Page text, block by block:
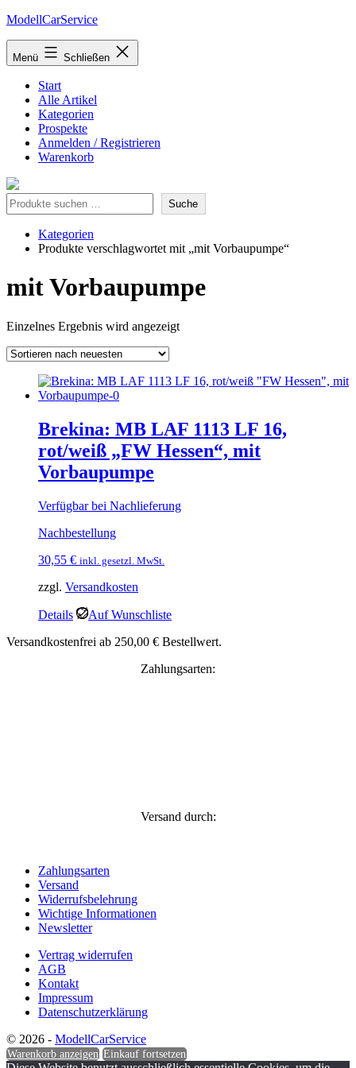
Zum
springen
ModellCarService
Menü Schließen
Start
Alle Artikel
Kategorien
Prospekte
Anmelden / Registrieren
Warenkorb
Suche Suche
Kategorien
Produkte verschlagwortet mit „mit Vorbaupumpe“
mit Vorbaupumpe
Einzelnes Ergebnis wird angezeigt
Brekina: MB LAF 1113 LF 16,
rot/weiß „FW Hessen“, mit
Vorbaupumpe
Verfügbar bei Nachlieferung
Nachbestellung
30,55 € inkl. gesetzl. MwSt.
zzgl. Versandkosten
Details
Auf Wunschliste
Versandkostenfrei ab 250,00 € Bestellwert.
Zahlungsarten:
Versand durch:
Zahlungsarten
Versand
Widerrufsbelehrung
Wichtige Informationen
Newsletter
Vertrag widerrufen
AGB
Kontakt
Impressum
Datenschutzerklärung
© 2026 - ModellCarService
Warenkorb anzeigen Einkauf fortsetzen